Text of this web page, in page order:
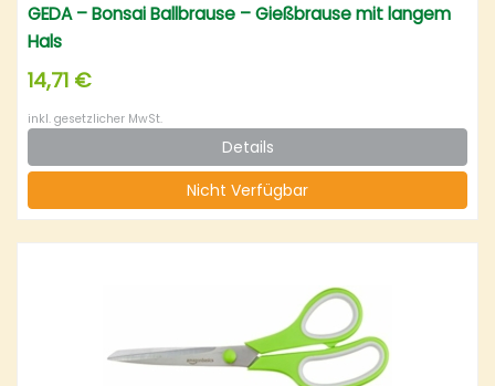
GEDA – Bonsai Ballbrause – Gießbrause mit langem
Hals
14,71 €
inkl. gesetzlicher MwSt.
Details
Nicht Verfügbar